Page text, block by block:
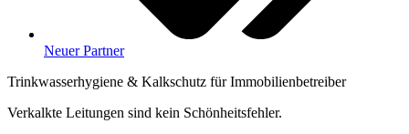
Neuer Partner
Trinkwasserhygiene & Kalkschutz für Immobilienbetreiber
Verkalkte Leitungen sind kein Schönheitsfehler.